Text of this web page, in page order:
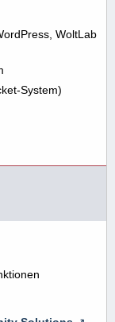
WoltLab
System)